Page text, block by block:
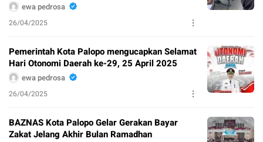
ewa pedrosa
26/04/2025
Pemerintah Kota Palopo mengucapkan Selamat
Hari Otonomi Daerah ke-29, 25 April 2025
ewa pedrosa
26/04/2025
BAZNAS Kota Palopo Gelar Gerakan Bayar
Zakat Jelang Akhir Bulan Ramadhan